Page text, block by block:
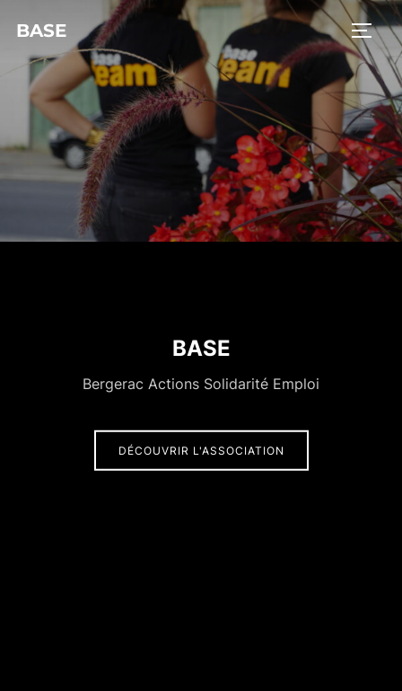
BASE
BASE
Bergerac Actions Solidarité Emploi
DÉCOUVRIR L'ASSOCIATION